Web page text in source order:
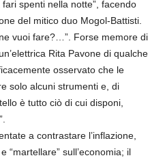
spenti nella notte”, facendo
del mitico duo Mogol-Battisti.
vuoi fare?…”. Forse memore di
Rita Pavone di qualche
osservato che le
solo alcuni strumenti e, di
è tutto ciò di cui disponi,
a contrastare l’inflazione,
“martellare” sull’economia; il